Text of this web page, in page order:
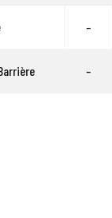
–
–